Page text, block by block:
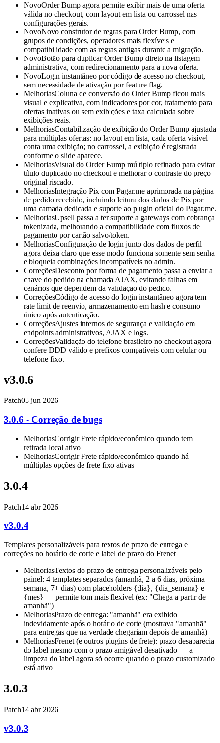
NovoOrder Bump agora permite exibir mais de uma oferta
válida no checkout, com layout em lista ou carrossel nas
configurações gerais.
NovoNovo construtor de regras para Order Bump, com
grupos de condições, operadores mais flexíveis e
compatibilidade com as regras antigas durante a migração.
NovoBotão para duplicar Order Bump direto na listagem
administrativa, com redirecionamento para a nova oferta.
NovoLogin instantâneo por código de acesso no checkout,
sem necessidade de ativação por feature flag.
MelhoriasColuna de conversão do Order Bump ficou mais
visual e explicativa, com indicadores por cor, tratamento para
ofertas inativas ou sem exibições e taxa calculada sobre
exibições reais.
MelhoriasContabilização de exibição do Order Bump ajustada
para múltiplas ofertas: no layout em lista, cada oferta visível
conta uma exibição; no carrossel, a exibição é registrada
conforme o slide aparece.
MelhoriasVisual do Order Bump múltiplo refinado para evitar
título duplicado no checkout e melhorar o contraste do preço
original riscado.
MelhoriasIntegração Pix com Pagar.me aprimorada na página
de pedido recebido, incluindo leitura dos dados de Pix por
uma camada dedicada e suporte ao plugin oficial do Pagar.me.
MelhoriasUpsell passa a ter suporte a gateways com cobrança
tokenizada, melhorando a compatibilidade com fluxos de
pagamento por cartão salvo/token.
MelhoriasConfiguração de login junto dos dados de perfil
agora deixa claro que esse modo funciona somente sem senha
e bloqueia combinações incompatíveis no admin.
CorreçõesDesconto por forma de pagamento passa a enviar a
chave do pedido na chamada AJAX, evitando falhas em
cenários que dependem da validação do pedido.
CorreçõesCódigo de acesso do login instantâneo agora tem
rate limit de reenvio, armazenamento em hash e consumo
único após autenticação.
CorreçõesAjustes internos de segurança e validação em
endpoints administrativos, AJAX e logs.
CorreçõesValidação do telefone brasileiro no checkout agora
confere DDD válido e prefixos compatíveis com celular ou
telefone fixo.
v3.0.6
Patch03 jun 2026
3.0.6 - Correção de bugs
MelhoriasCorrigir Frete rápido/econômico quando tem
retirada local ativo
MelhoriasCorrigir Frete rápido/econômico quando há
múltiplas opções de frete fixo ativas
3.0.4
Patch14 abr 2026
v3.0.4
Templates personalizáveis para textos de prazo de entrega e
correções no horário de corte e label de prazo do Frenet
MelhoriasTextos do prazo de entrega personalizáveis pelo
painel: 4 templates separados (amanhã, 2 a 6 dias, próxima
semana, 7+ dias) com placeholders {dia}, {dia_semana} e
{mes} — permite tom mais flexível (ex: "Chega a partir de
amanhã")
MelhoriasPrazo de entrega: "amanhã" era exibido
indevidamente após o horário de corte (mostrava "amanhã"
para entregas que na verdade chegariam depois de amanhã)
MelhoriasFrenet (e outros plugins de frete): prazo desaparecia
do label mesmo com o prazo amigável desativado — a
limpeza do label agora só ocorre quando o prazo customizado
está ativo
3.0.3
Patch14 abr 2026
v3.0.3